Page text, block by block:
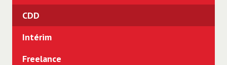
CDD
Intérim
Freelance